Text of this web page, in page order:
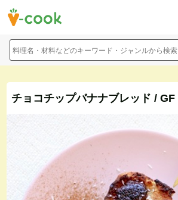
料理名・材料などのキーワード・ジャンルから検索
チョコチップバナナブレッド / GF